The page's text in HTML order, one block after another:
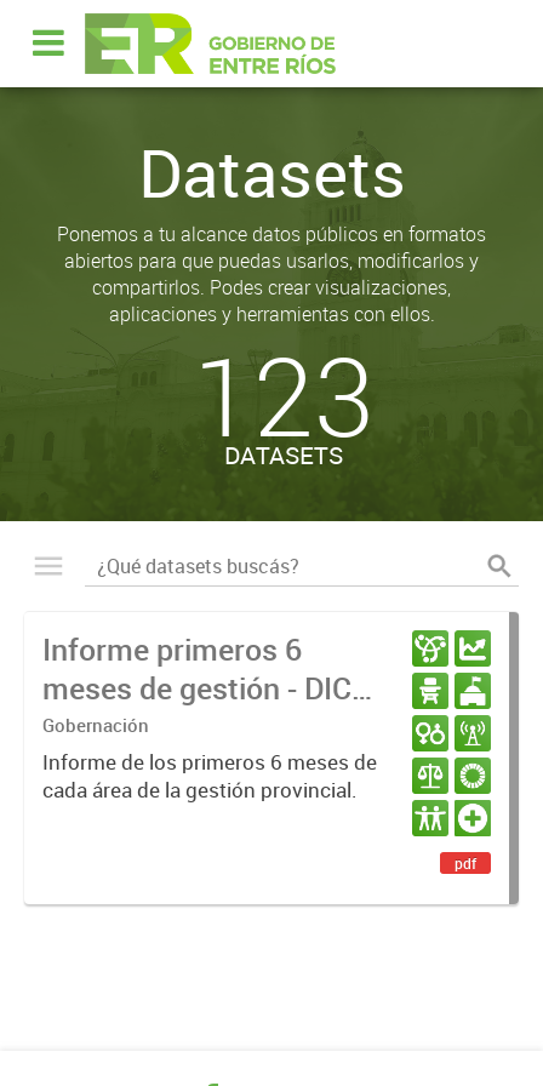
Datasets
Ponemos a tu alcance datos públicos en formatos
abiertos para que puedas usarlos, modificarlos y
compartirlos. Podes crear visualizaciones,
aplicaciones y herramientas con ellos.
123
DATASETS
Informe primeros 6
meses de gestión - DIC
23 / JUN 24
Gobernación
Informe de los primeros 6 meses de
cada área de la gestión provincial.
pdf